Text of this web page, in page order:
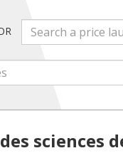
sciences